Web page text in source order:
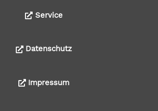
Service
Datenschutz
Impressum